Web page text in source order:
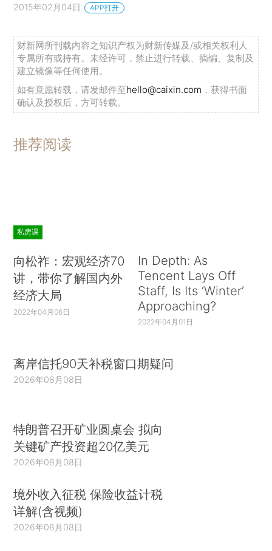
2015年02月04日 APP打开
财新网所刊载内容之知识产权为财新传媒及/或相关权利人
专属所有或持有。未经许可，禁止进行转载、摘编、复制及
建立镜像等任何使用。
如有意愿转载，请发邮件至hello@caixin.com ，获得书面
确认及授权后，方可转载。
推荐阅读
私房课
向松祚：宏观经济70
讲，带你了解国内外
经济大局
2022年04月06日
In Depth: As
Tencent Lays Off
Staff, Is Its ‘Winter’
Approaching?
2022年04月01日
离岸信托90天补税窗口期疑问
2026年08月08日
特朗普召开矿业圆桌会 拟向
关键矿产投资超20亿美元
2026年08月08日
境外收入征税 保险收益计税
详解(含视频)
2026年08月08日